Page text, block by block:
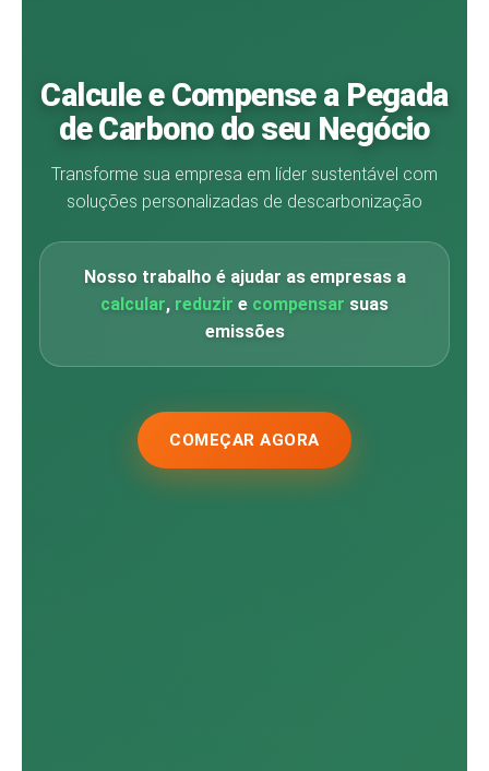
Calcule e Compense a Pegada
de Carbono do seu Negócio
Transforme sua empresa em líder sustentável com
soluções personalizadas de descarbonização
Nosso trabalho é ajudar as empresas a
calcular, reduzir e compensar suas
emissões
COMEÇAR AGORA